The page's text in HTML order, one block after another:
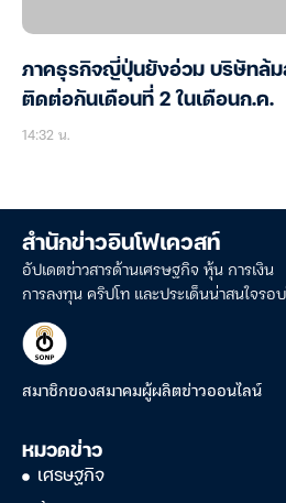
ภาคธุรกิจญี่ปุ่นยังอ่วม บริษัทล้ม
ติดต่อกันเดือนที่ 2 ในเดือนก.ค.
14:32 น.
สำนักข่าวอินโฟเควสท์
อัปเดตข่าวสารด้านเศรษฐกิจ หุ้น การเงิน
การลงทุน คริปโท และประเด็นน่าสนใจรอ
สมาชิกของสมาคมผู้ผลิตข่าวออนไลน์
หมวดข่าว
เศรษฐกิจ